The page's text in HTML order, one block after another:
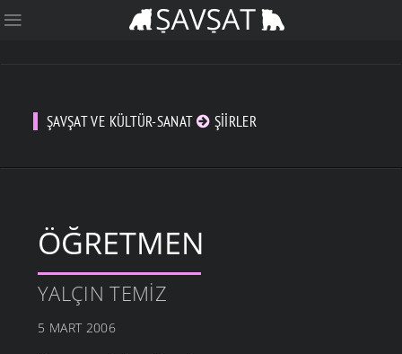
ŞAVŞAT VE KÜLTÜR-SANAT ŞIIRLER
ÖĞRETMEN
YALÇIN TEMIZ
5 MART 2006